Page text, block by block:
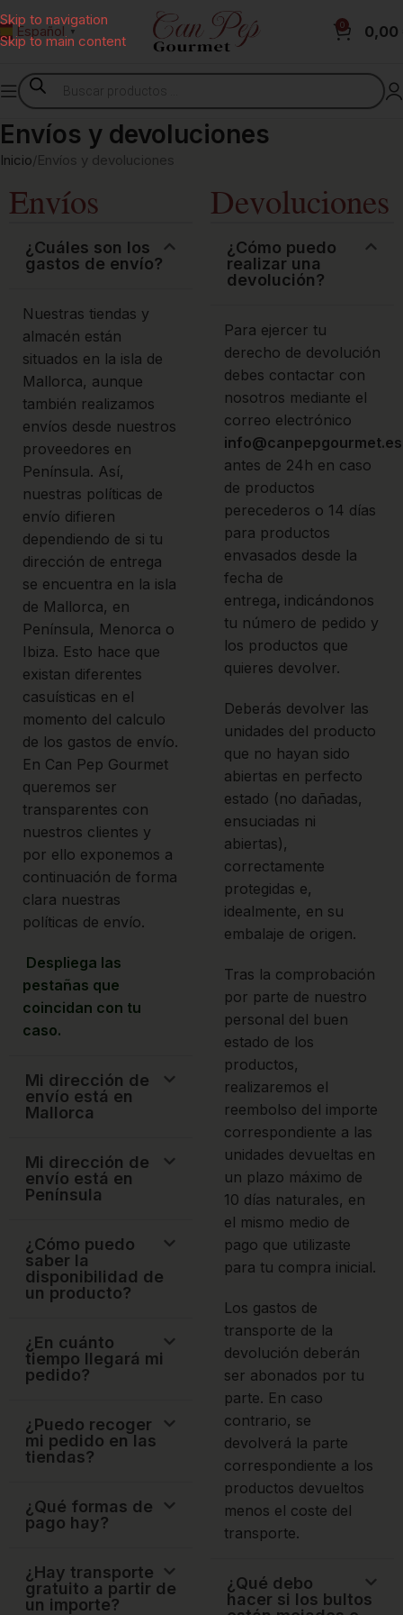
Skip to navigation
Skip to main content
Español ▼
0 0,00
Envíos y devoluciones
Inicio Envíos y devoluciones
Envíos
¿Cuáles son los
gastos de envío?
Nuestras tiendas y
almacén están
situados en la isla de
Mallorca, aunque
también realizamos
envíos desde nuestros
proveedores en
Península. Así,
nuestras políticas de
envío difieren
dependiendo de si tu
dirección de entrega
se encuentra en la isla
de Mallorca, en
Península, Menorca o
Ibiza. Esto hace que
existan diferentes
casuísticas en el
momento del calculo
de los gastos de envío.
En Can Pep Gourmet
queremos ser
transparentes con
nuestros clientes y
por ello exponemos a
continuación de forma
clara nuestras
políticas de envío.
Despliega las
pestañas que
coincidan con tu
caso.
Mi dirección de
envío está en
Mallorca
Mi dirección de
envío está en
Península
¿Cómo puedo
saber la
disponibilidad de
un producto?
¿En cuánto
tiempo llegará mi
pedido?
¿Puedo recoger
mi pedido en las
tiendas?
¿Qué formas de
pago hay?
¿Hay transporte
gratuito a partir de
un importe?
Devoluciones
¿Cómo puedo
realizar una
devolución?
Para ejercer tu
derecho de devolución
debes contactar con
nosotros mediante el
correo electrónico
info@canpepgourmet.es
antes de 24h en caso
de productos
perecederos o 14 días
para productos
envasados desde la
fecha de
entrega, indicándonos
tu número de pedido y
los productos que
quieres devolver.
Deberás devolver las
unidades del producto
que no hayan sido
abiertas en perfecto
estado (no dañadas,
ensuciadas ni
abiertas),
correctamente
protegidas e,
idealmente, en su
embalaje de origen.
Tras la comprobación
por parte de nuestro
personal del buen
estado de los
productos,
realizaremos el
reembolso del importe
correspondiente a las
unidades devueltas en
un plazo máximo de
10 días naturales, en
el mismo medio de
pago que utilizaste
para tu compra inicial.
Los gastos de
transporte de la
devolución deberán
ser abonados por tu
parte. En caso
contrario, se
devolverá la parte
correspondiente a los
productos devueltos
menos el coste del
transporte.
¿Qué debo
hacer si los bultos